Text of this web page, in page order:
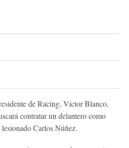
de Racing, Víctor Blanco,
contratar un delantero como
Carlos Núñez.